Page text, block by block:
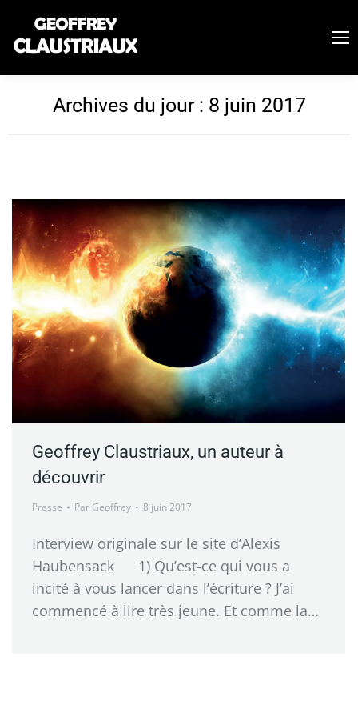
Archives du jour : 8 juin 2017
Geoffrey Claustriaux, un auteur à
découvrir
Presse Par Geoffrey 8 juin 2017
Interview originale sur le site d’Alexis
Haubensack 1) Qu’est-ce qui vous a
incité à vous lancer dans l’écriture ? J’ai
commencé à lire très jeune. Et comme la…